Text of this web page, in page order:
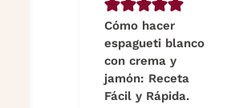
Cómo hacer
espagueti blanco
con crema y
jamón: Receta
Fácil y Rápida.